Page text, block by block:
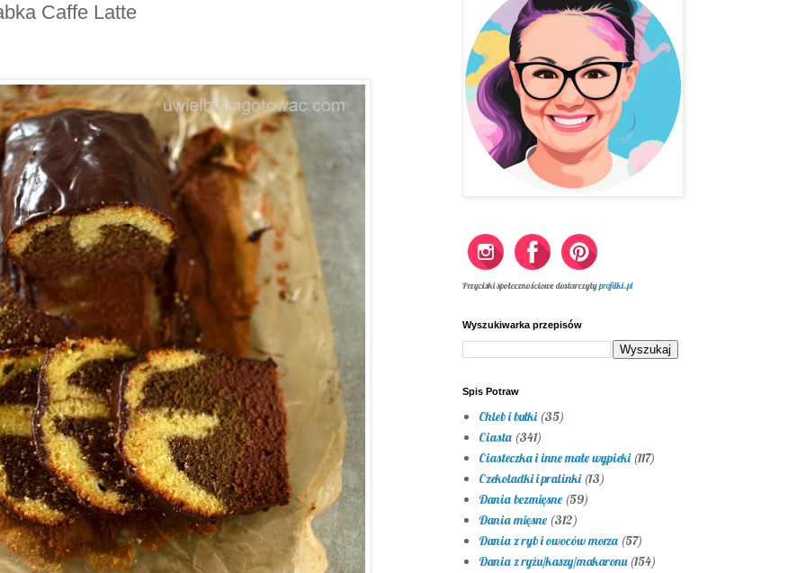
Caffe Latte
Przyciski społecznościowe dostarczyłyprofilki.pl
Wyszukiwarka przepisów
Spis Potraw
Chleb i bułki (35)
Ciasta (341)
Ciasteczka i inne małe wypieki (117)
Czekoladki i pralinki (13)
Dania bezmięsne (59)
Dania mięsne (312)
Dania z ryb i owoców morza (57)
Dania z ryżu/kaszy/makaronu (154)